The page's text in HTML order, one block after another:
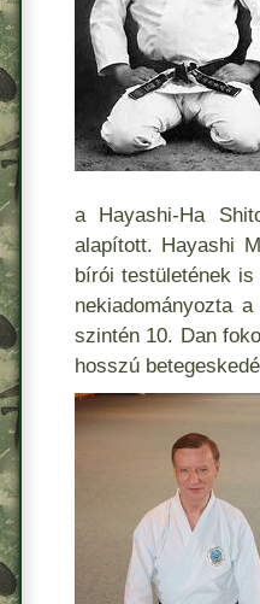
a Hayashi-Ha
alapított. Hayashi
bírói testületének
nekiadományozta
szintén 10. Dan
hosszú